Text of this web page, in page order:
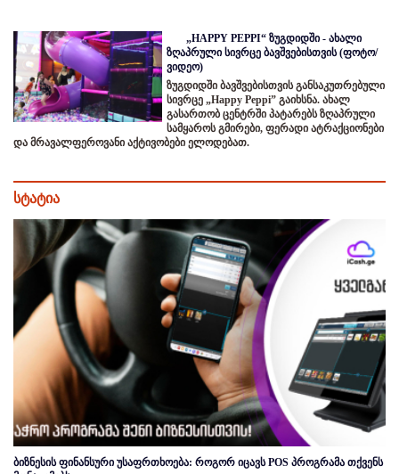
„HAPPY PEPPI“ ზუგდიდში - ახალი
ზღაპრული სივრცე ბავშვებისთვის (ფოტო/
ვიდეო)
ზუგდიდში ბავშვებისთვის განსაკუთრებული
სივრცე „Happy Peppi” გაიხსნა. ახალ
გასართობ ცენტრში პატარებს ზღაპრული
სამყაროს გმირები, ფერადი ატრაქციონები
და მრავალფეროვანი აქტივობები ელოდებათ.
სტატია
ბიზნესის ფინანსური უსაფრთხოება: როგორ იცავს POS პროგრამა თქვენს